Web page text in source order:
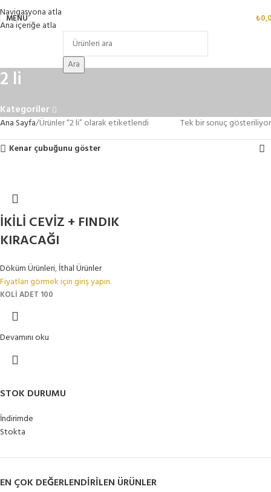
Navigasyona atla
Ana içeriğe atla
MENÜ ₺
Ara
2 li
Kategoriler
STOK DURUMU
İndirimde
Stokta
EN ÇOK DEĞERLENDIRILEN ÜRÜNLER
Ana Sayfa Ürünler “2 li” olarak etiketlendi
Tek bir sonuç gösteriliyor
Kenar çubuğunu göster
İKİLİ CEVİZ + FINDIK
KIRACAĞI
Döküm Ürünleri,İthal Ürünler
Fiyatları görmek için giriş yapın.
KOLİ ADET 100
Devamını oku